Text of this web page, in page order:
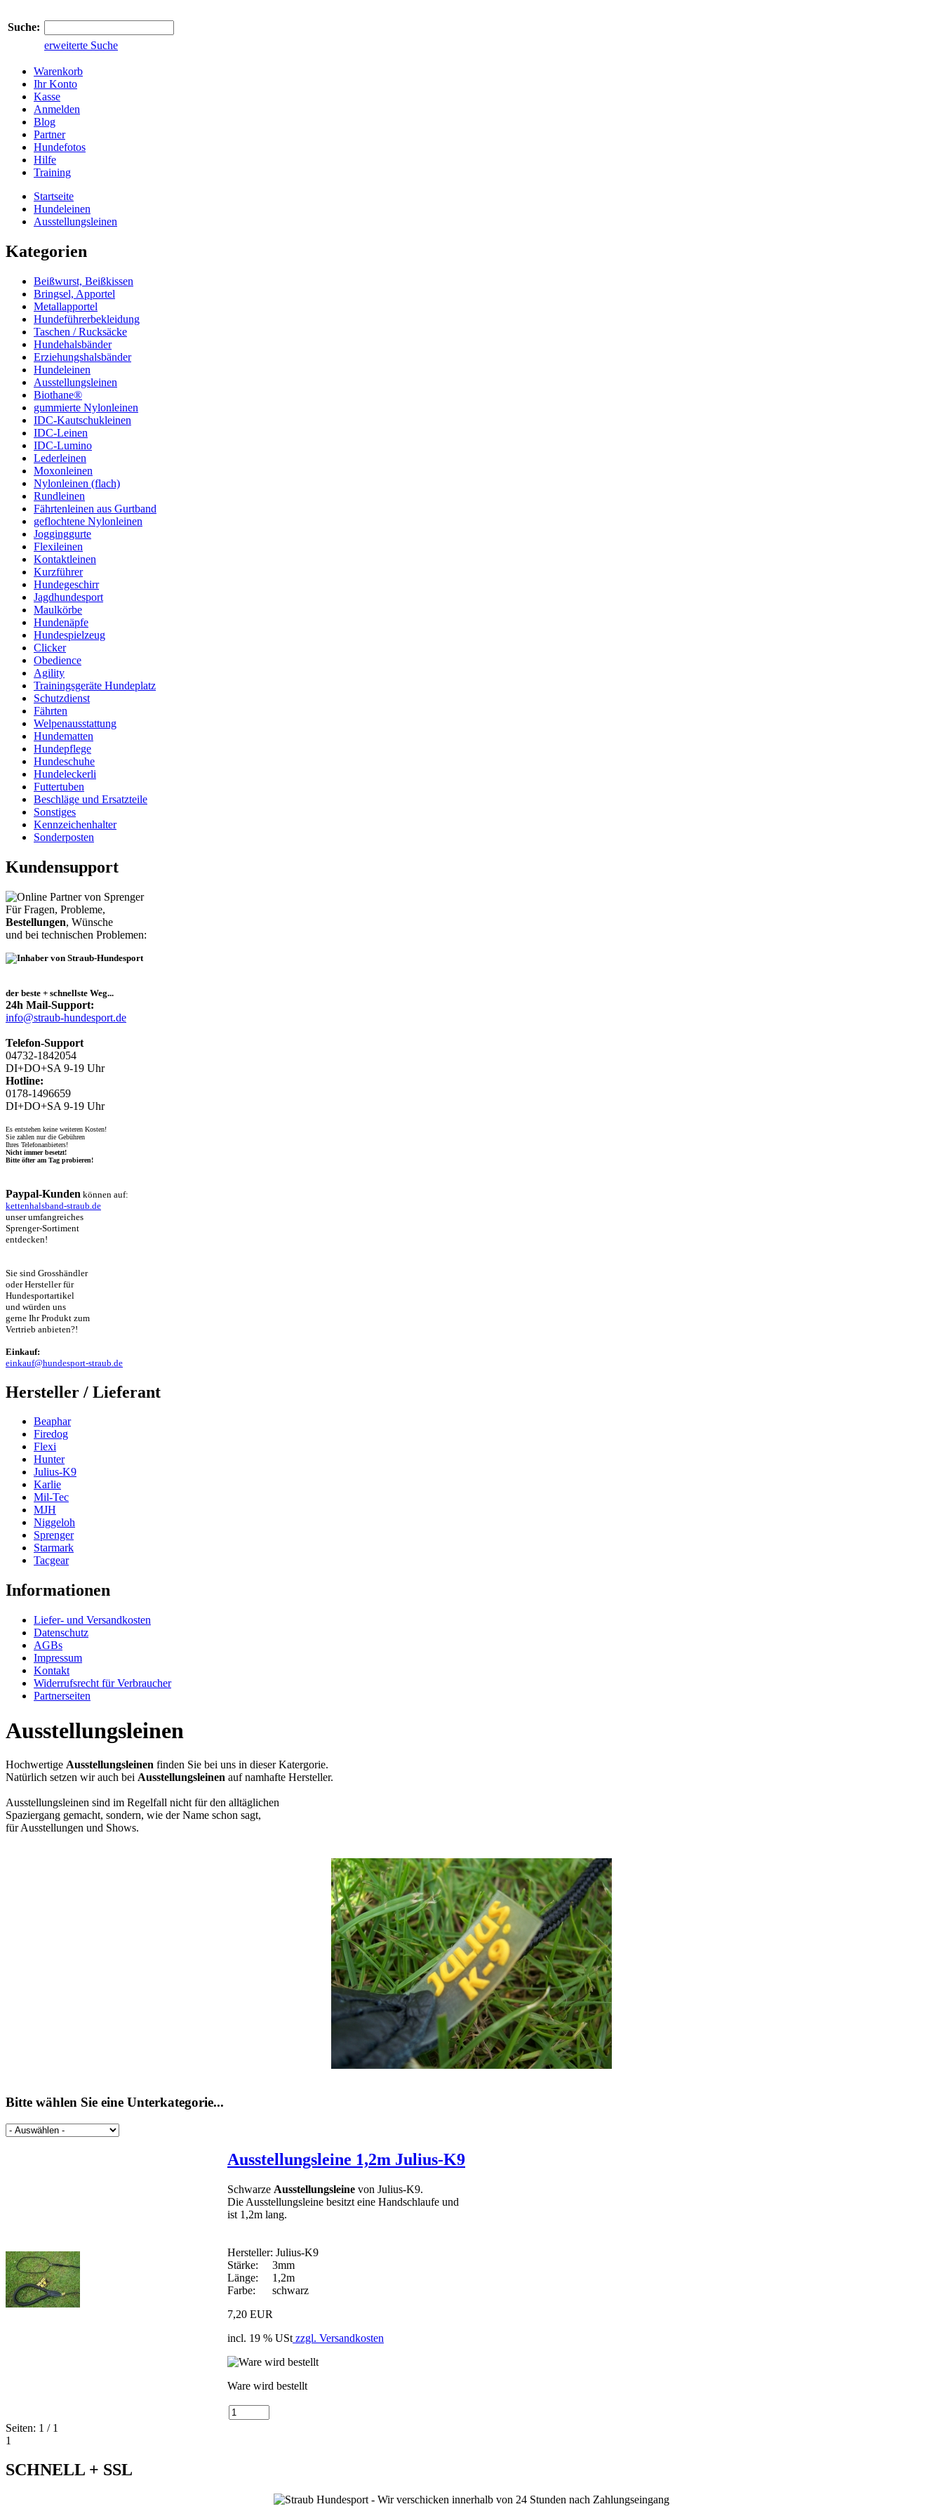
Suche:
erweiterte Suche
Warenkorb
Ihr Konto
Kasse
Anmelden
Blog
Partner
Hundefotos
Hilfe
Training
Startseite
Hundeleinen
Ausstellungsleinen
Kategorien
Beißwurst, Beißkissen
Bringsel, Apportel
Metallapportel
Hundeführerbekleidung
Taschen / Rucksäcke
Hundehalsbänder
Erziehungshalsbänder
Hundeleinen
Ausstellungsleinen
Biothane®
gummierte Nylonleinen
IDC-Kautschukleinen
IDC-Leinen
IDC-Lumino
Lederleinen
Moxonleinen
Nylonleinen (flach)
Rundleinen
Fährtenleinen aus Gurtband
geflochtene Nylonleinen
Jogginggurte
Flexileinen
Kontaktleinen
Kurzführer
Hundegeschirr
Jagdhundesport
Maulkörbe
Hundenäpfe
Hundespielzeug
Clicker
Obedience
Agility
Trainingsgeräte Hundeplatz
Schutzdienst
Fährten
Welpenausstattung
Hundematten
Hundepflege
Hundeschuhe
Hundeleckerli
Futtertuben
Beschläge und Ersatzteile
Sonstiges
Kennzeichenhalter
Sonderposten
Kundensupport
Für Fragen, Probleme,
Bestellungen, Wünsche
und bei technischen Problemen:
der beste + schnellste Weg...
24h Mail-Support:
info@straub-hundesport.de
Telefon-Support
04732-1842054
DI+DO+SA 9-19 Uhr
Hotline:
0178-1496659
DI+DO+SA 9-19 Uhr
Es entstehen keine weiteren Kosten!
Sie zahlen nur die Gebühren
Ihres Telefonanbieters!
Nicht immer besetzt!
Bitte öfter am Tag probieren!
Paypal-Kunden können auf:
kettenhalsband-straub.de
unser umfangreiches
Sprenger-Sortiment
entdecken!
Sie sind Grosshändler
oder Hersteller für
Hundesportartikel
und würden uns
gerne Ihr Produkt zum
Vertrieb anbieten?!
Einkauf:
einkauf@hundesport-straub.de
Hersteller / Lieferant
Beaphar
Firedog
Flexi
Hunter
Julius-K9
Karlie
Mil-Tec
MJH
Niggeloh
Sprenger
Starmark
Tacgear
Informationen
Liefer- und Versandkosten
Datenschutz
AGBs
Impressum
Kontakt
Widerrufsrecht für Verbraucher
Partnerseiten
Ausstellungsleinen
Hochwertige Ausstellungsleinen finden Sie bei uns in dieser Katergorie.
Natürlich setzen wir auch bei Ausstellungsleinen auf namhafte Hersteller.
Ausstellungsleinen sind im Regelfall nicht für den alltäglichen
Spaziergang gemacht, sondern, wie der Name schon sagt,
für Ausstellungen und Shows.
Bitte wählen Sie eine Unterkategorie...
Ausstellungsleine 1,2m Julius-K9
Schwarze Ausstellungsleine von Julius-K9.
Die Ausstellungsleine besitzt eine Handschlaufe und
ist 1,2m lang.
Hersteller: Julius-K9
Stärke: 3mm
Länge: 1,2m
Farbe: schwarz
7,20 EUR
incl. 19 % USt zzgl. Versandkosten
Ware wird bestellt
Seiten: 1 / 1
1
SCHNELL + SSL